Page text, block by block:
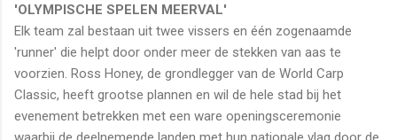
'OLYMPISCHE SPELEN MEERVAL'
Elk team zal bestaan uit twee vissers en één zogenaamde
'runner' die helpt door onder meer de stekken van aas te
voorzien. Ross Honey, de grondlegger van de World Carp
Classic, heeft grootse plannen en wil de hele stad bij het
evenement betrekken met een ware openingsceremonie